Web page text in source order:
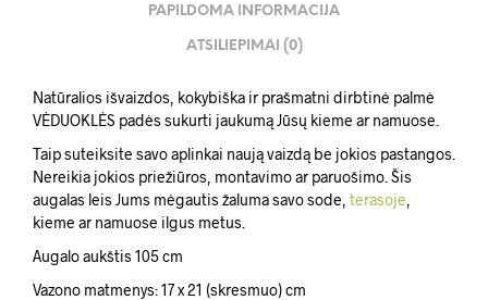
PAPILDOMA INFORMACIJA
ATSILIEPIMAI (0)
Natūralios išvaizdos, kokybiška ir prašmatni dirbtinė palmė
VĖDUOKLĖS padės sukurti jaukumą Jūsų kieme ar namuose.
Taip suteiksite savo aplinkai naują vaizdą be jokios pastangos.
Nereikia jokios priežiūros, montavimo ar paruošimo. Šis
augalas leis Jums mėgautis žaluma savo sode, terasoje,
kieme ar namuose ilgus metus.
Augalo aukštis 105 cm
Vazono matmenys: 17 x 21 (skresmuo) cm